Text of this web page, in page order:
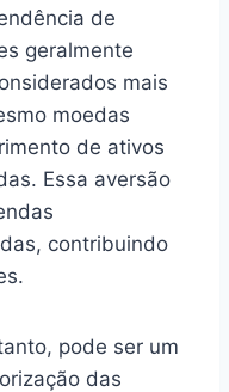
de
geralmente
mais
moedas
de ativos
Essa aversão
contribuindo
pode ser um
das